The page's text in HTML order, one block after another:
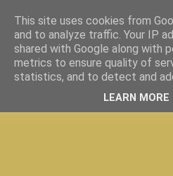
This site uses cookies from
and to analyze traffic. Your IP
shared with Google along with
metrics to ensure quality of
statistics, and to detect and
LEARN MORE